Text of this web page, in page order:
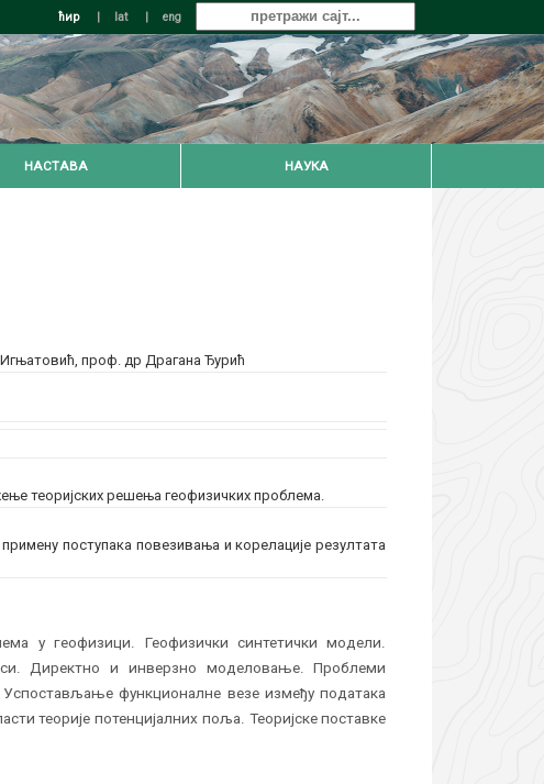
ћир | lat | eng
НАСТАВА НАУКА
,проф. др Драгана Ђурић
теоријских решења геофизичких проблема.
поступака повезивања и корелације резултата
у геофизици. Геофизички синтетички модели.
Директно и инверзно моделовање. Проблеми
функционалне везе између података
теорије потенцијалних поља. Теоријске поставке